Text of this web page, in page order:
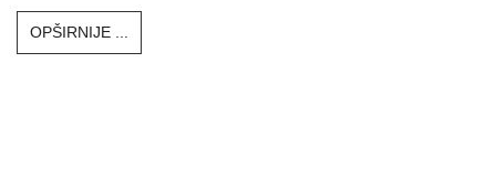
OPŠIRNIJE ...